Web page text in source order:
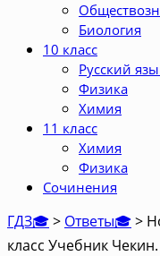
Биология
10 класс
Русский
Физика
Химия
11 класс
Химия
Физика
Сочинения
ГДЗ🎓> Ответы🎓>
класс Учебник Чекин.